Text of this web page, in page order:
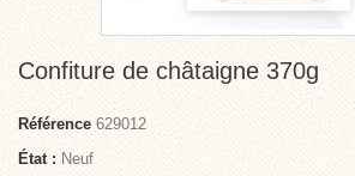
Confiture de châtaigne 370g
Référence 629012
État : Neuf